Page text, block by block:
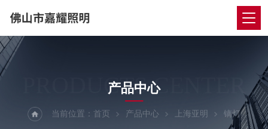
PRODUCTS CENTER
产品中心
当前位置： 首页 产品中心 上海亚明 镝灯